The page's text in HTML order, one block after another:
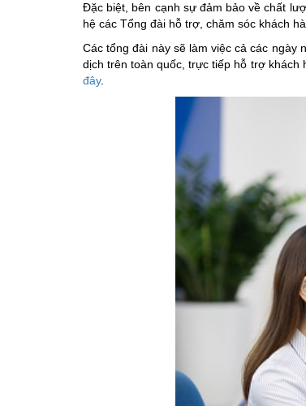
Đặc biệt, bên cạnh sự đảm bảo về chất
hệ các Tổng đài hỗ trợ, chăm sóc khách
Các tổng đài này sẽ làm việc cả các ngày
dịch trên toàn quốc, trực tiếp hỗ trợ khách
đây.